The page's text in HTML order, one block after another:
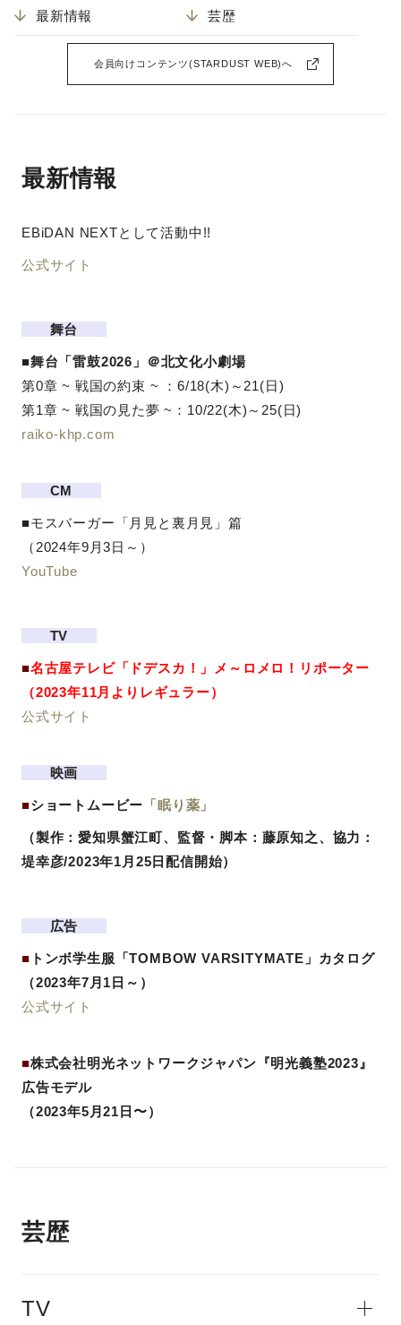
最新情報 芸歴
会員向けコンテンツ(STARDUST WEB)へ
最新情報
EBiDAN NEXTとして活動中!!
公式サイト
舞台
■舞台「雷鼓2026」＠北文化小劇場
第0章 ~ 戦国の約束 ~ ：6/18(木)～21(日)
第1章 ~ 戦国の見た夢 ~：10/22(木)～25(日)
raiko-khp.com
CM
■モスバーガー「月見と裏月見」篇
（2024年9月3日～）
YouTube
TV
■名古屋テレビ「ドデスカ！」メ～ロメロ！リポーター
（2023年11月よりレギュラー）
公式サイト
映画
■ショートムービー 「眠り薬」
（製作：愛知県蟹江町、監督・脚本：藤原知之、協力：
堤幸彦/2023年1月25日配信開始）
広告
■ トンボ学生服「TOMBOW VARSITYMATE」カタログ
（2023年7月1日～）
公式サイト
■株式会社明光ネットワークジャパン『明光義塾2023』
広告モデル
（2023年5月21日〜）
芸歴
TV